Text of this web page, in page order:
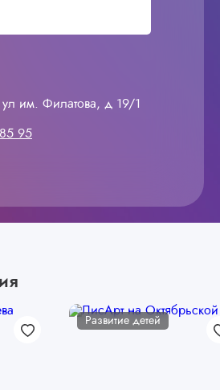
ул им. Филатова, д 19/1
95
Развитие детей